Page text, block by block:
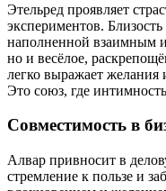
Этельред проявляет
экспериментов.
наполненной взаимным
но и весёлое,
легко выражает желания
Это союз, где
Совместимость в
Алвар привносит в
стремление к пользе и